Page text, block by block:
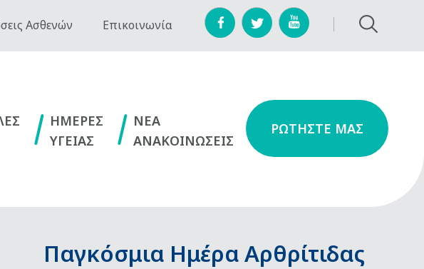
Ασθενών Επικοινωνία
ΗΜΕΡΕΣ
ΥΓΕΙΑΣ
NEA
ΑΝΑΚΟΙΝΩΣΕΙΣ
ΡΩΤΗΣΤΕ ΜΑΣ
Παγκόσμια Ημέρα Αρθρίτιδας